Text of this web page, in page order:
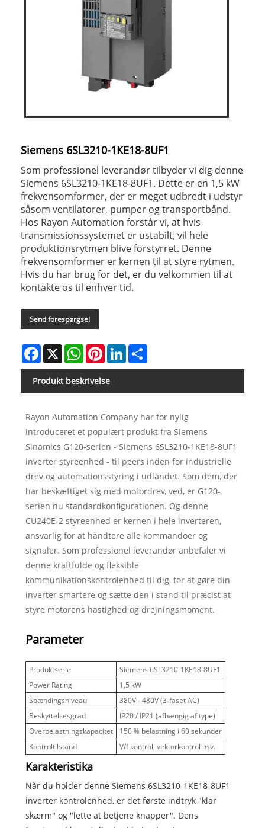
Siemens 6SL3210-1KE18-8UF1
Som professionel leverandør tilbyder vi dig denne
Siemens 6SL3210-1KE18-8UF1. Dette er en 1,5 kW
frekvensomformer, der er meget udbredt i udstyr
såsom ventilatorer, pumper og transportbånd.
Hos Rayon Automation forstår vi, at hvis
transmissionssystemet er ustabilt, vil hele
produktionsrytmen blive forstyrret. Denne
frekvensomformer er kernen til at styre rytmen.
Hvis du har brug for det, er du velkommen til at
kontakte os til enhver tid.
Send forespørgsel
Facebook
X WhatsAppPinterestLinkedIn
Produkt beskrivelse
Rayon Automation Company har for nylig
introduceret et populært produkt fra Siemens
Sinamics G120-serien - Siemens 6SL3210-1KE18-8UF1
inverter styreenhed - til peers inden for industrielle
drev og automationsstyring i udlandet. Som dem, der
har beskæftiget sig med motordrev, ved, er G120-
serien nu standardkonfigurationen. Og denne
CU240E-2 styreenhed er kernen i hele inverteren,
ansvarlig for at håndtere alle kommandoer og
signaler. Som professionel leverandør anbefaler vi
denne kraftfulde og fleksible
kommunikationskontrolenhed til dig, for at gøre din
inverter smartere og sætte den i stand til præcist at
styre motorens hastighed og drejningsmoment.
Parameter
Produktserie
Siemens 6SL3210-1KE18-8UF1
Power Rating
1,5 kW
Spændingsniveau
380V - 480V (3-faset AC)
Beskyttelsesgrad
IP20 / IP21 (afhængig af type)
Overbelastningskapacitet
150 % belastning i 60 sekunder
Kontroltilstand
V/f kontrol, vektorkontrol osv.
Karakteristika
Når du holder denne Siemens 6SL3210-1KE18-8UF1
inverter kontrolenhed, er det første indtryk "klar
skærm" og "lette at betjene knapper". Dens